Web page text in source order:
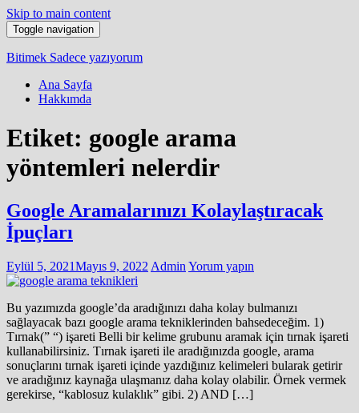
Skip to main content
Toggle navigation
Bitimek Sadece yazıyorum
Ana Sayfa
Hakkımda
Etiket: google arama
yöntemleri nelerdir
Google Aramalarınızı Kolaylaştıracak
İpuçları
Eylül 5, 2021Mayıs 9, 2022 Admin Yorum yapın
Bu yazımızda google’da aradığınızı daha kolay bulmanızı
sağlayacak bazı google arama tekniklerinden bahsedeceğim. 1)
Tırnak(” “) işareti Belli bir kelime grubunu aramak için tırnak işareti
kullanabilirsiniz. Tırnak işareti ile aradığınızda google, arama
sonuçlarını tırnak işareti içinde yazdığınız kelimeleri bularak getirir
ve aradığınız kaynağa ulaşmanız daha kolay olabilir. Örnek vermek
gerekirse, “kablosuz kulaklık” gibi. 2) AND […]